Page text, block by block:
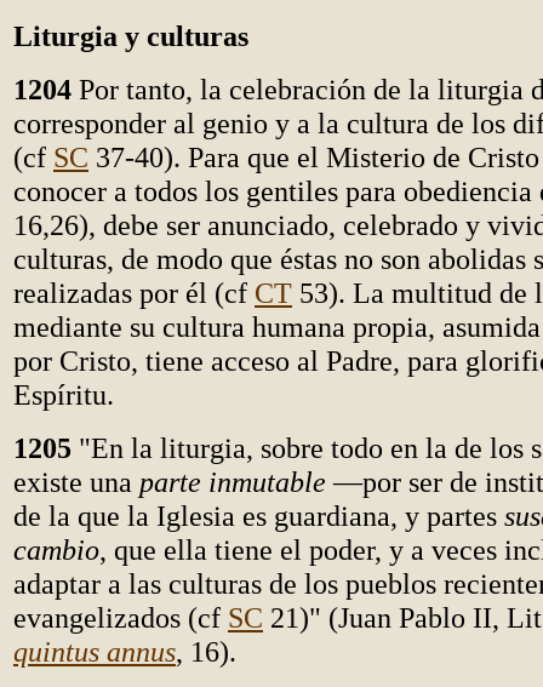
Liturgia y culturas
1204 Por tanto, la celebración de la liturgia
corresponder al genio y a la cultura de los
(cf SC 37-40). Para que el Misterio de
conocer a todos los gentiles para
16,26), debe ser anunciado, celebrado y
culturas, de modo que éstas no son abolidas
realizadas por él (cf CT 53). La multitud de
mediante su cultura humana propia,
por Cristo, tiene acceso al Padre, para
Espíritu.
1205 "En la liturgia, sobre todo en la de los
existe una parte inmutable —por ser de
de la que la Iglesia es guardiana, y partes
cambio, que ella tiene el poder, y a veces
adaptar a las culturas de los pueblos
evangelizados (cf SC 21)" (Juan Pablo II,
quintus annus, 16).